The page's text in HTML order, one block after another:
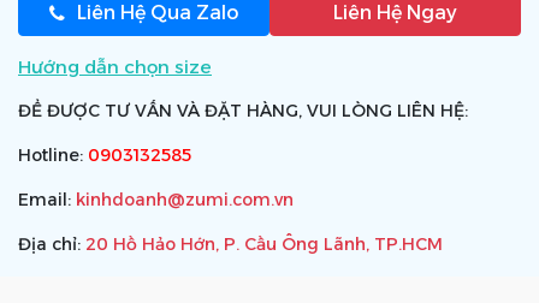
Liên Hệ Qua Zalo Liên Hệ Ngay
Hướng dẫn chọn size
ĐỂ ĐƯỢC TƯ VẤN VÀ ĐẶT HÀNG, VUI LÒNG LIÊN HỆ:
Hotline: 0903132585
Email: kinhdoanh@zumi.com.vn
Địa chỉ: 20 Hồ Hảo Hớn, P. Cầu Ông Lãnh, TP.HCM